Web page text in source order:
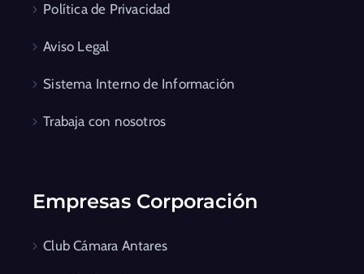
Política de Privacidad
Aviso Legal
Sistema Interno de Información
Trabaja con nosotros
Empresas Corporación
Club Cámara Antares